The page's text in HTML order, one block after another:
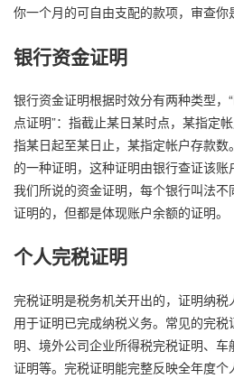
你一个月的可自由支配的款项，审查你
银行资金证明
银行资金证明根据时效分有两种类型，
点证明”：指截止某日某时点，某指定帐
指某日起至某日止，某指定帐户存款
的一种证明，这种证明由银行查证该账
我们所说的资金证明，每个银行叫法
证明的，但都是体现账户余额的证明。
个人完税证明
完税证明是税务机关开出的，证明纳税
用于证明已完成纳税义务。常见的完
明、境外公司企业所得税完税证明、
证明等。完税证明能完整反映全年度